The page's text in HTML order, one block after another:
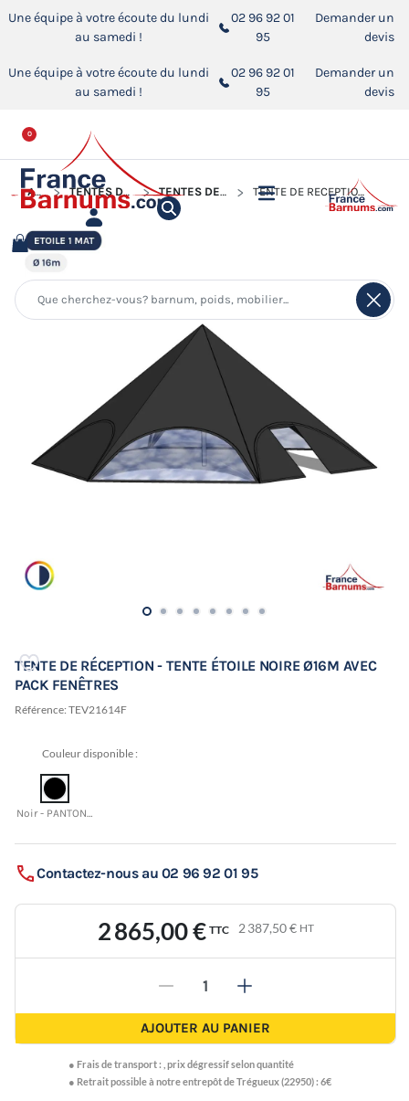
Une équipe à votre écoute du lundi
au samedi !
02 96 92 01
95
Demander un
devis
Une équipe à votre écoute du lundi
au samedi !
02 96 92 01
95
Demander un
devis
0
ACCUEIL TENTES DE RÉCEPTION - CHAPITEAUX TENTES DE RÉCEPTION - TENTES ÉTOILE TENTE DE RÉCEPTION - TENTE ÉTOILE NOIRE Ø16M AVEC PACK FENÊTRES
TENTE DE RÉCEPTION - TENTE ÉTOILE NOIRE Ø16M AVEC
PACK FENÊTRES
Référence: TEV21614F
Couleur disponible :
Noir - PANTONE 19-4015 TCX
Contactez-nous au 02 96 92 01 95
2 865,00 € TTC 2 387,50 € HT
- +
AJOUTER AU PANIER
● Frais de transport : prix dégressif selon quantité
● Retrait possible à notre entrepôt de Trégueux (22950) : 6€